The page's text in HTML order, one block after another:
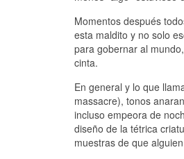
Momentos después
esta maldito y no solo
para gobernar al
cinta.
En general y lo que
massacre), tonos
incluso empeora de
diseño de la tétrica
muestras de que